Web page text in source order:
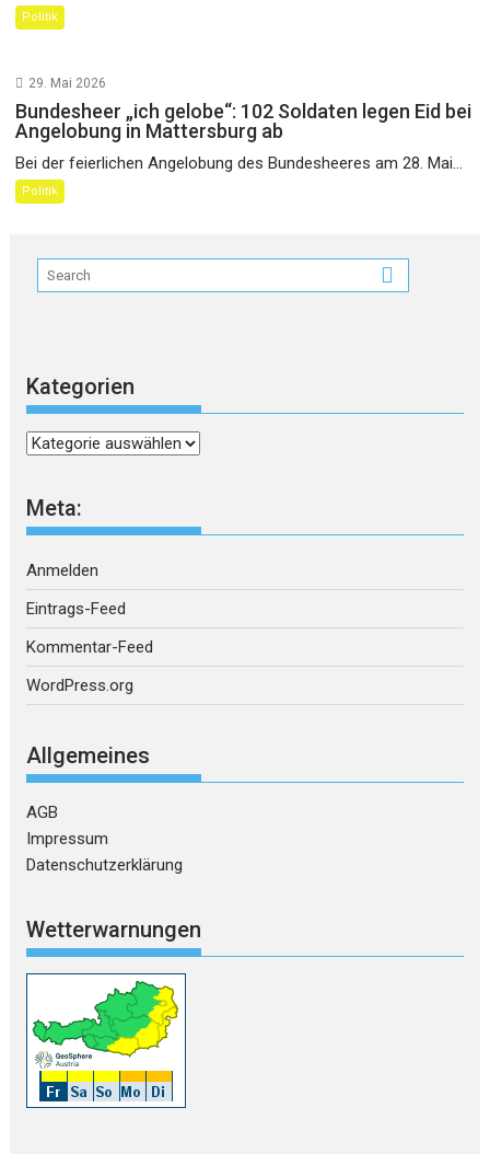
Politik
29. Mai 2026
Bundesheer „ich gelobe“: 102 Soldaten legen Eid bei
Angelobung in Mattersburg ab
Bei der feierlichen Angelobung des Bundesheeres am 28. Mai...
Politik
Kategorien
Kategorien
Meta:
Anmelden
Eintrags-Feed
Kommentar-Feed
WordPress.org
Allgemeines
AGB
Impressum
Datenschutzerklärung
Wetterwarnungen